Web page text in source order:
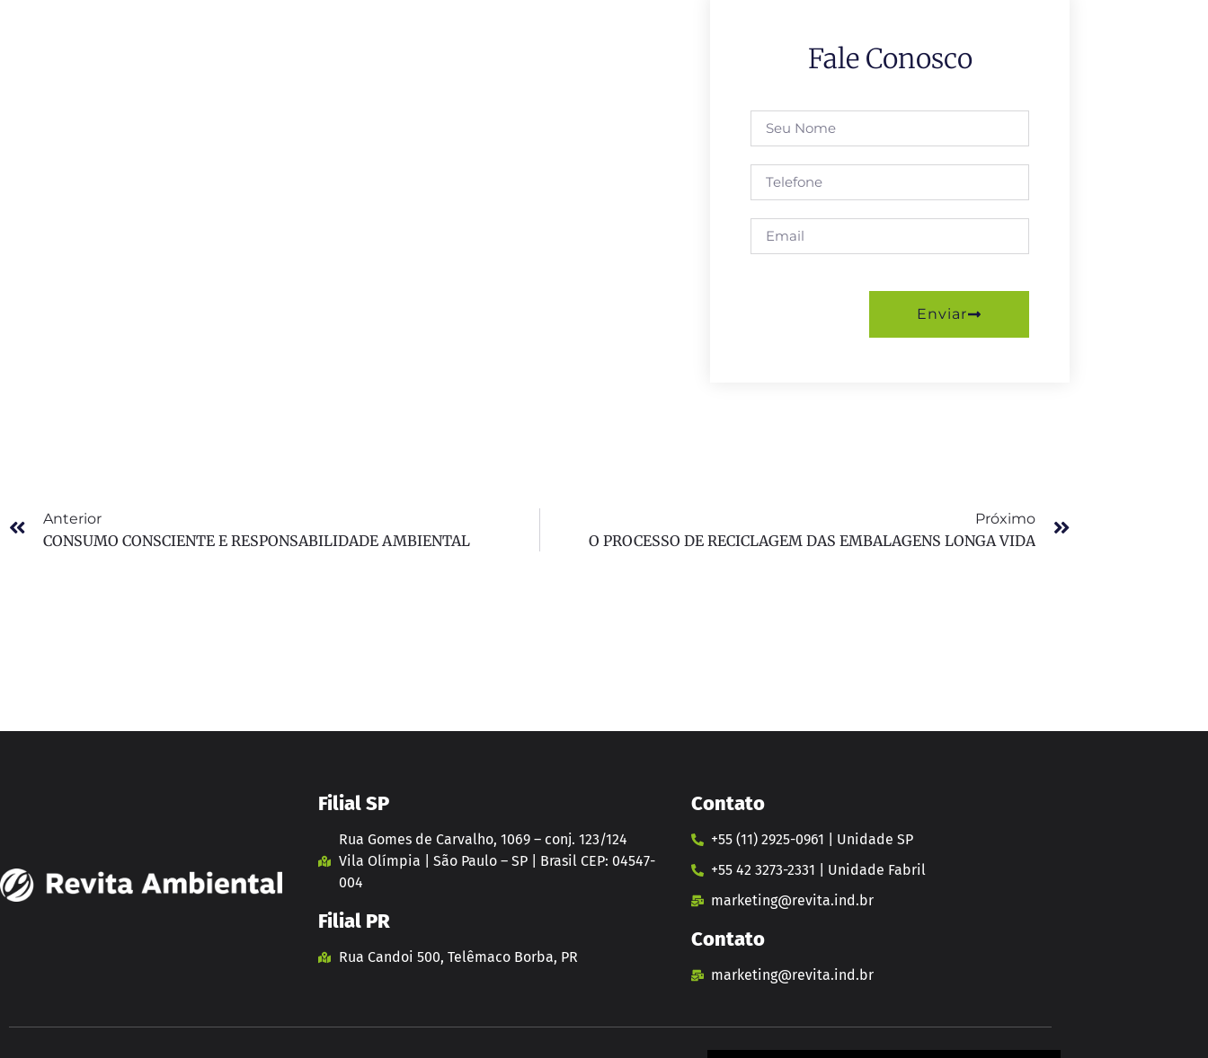
Fale Conosco
Enviar
Anterior
CONSUMO CONSCIENTE E RESPONSABILIDADE AMBIENTAL
Próximo
O PROCESSO DE RECICLAGEM DAS EMBALAGENS LONGA VIDA
Filial SP
Rua Gomes de Carvalho, 1069 – conj. 123/124
Vila Olímpia | São Paulo – SP | Brasil CEP: 04547-
004
Filial PR
Rua Candoi 500, Telêmaco Borba, PR
Contato
+55 (11) 2925-0961 | Unidade SP
+55 42 3273-2331 | Unidade Fabril
marketing@revita.ind.br
Contato
marketing@revita.ind.br